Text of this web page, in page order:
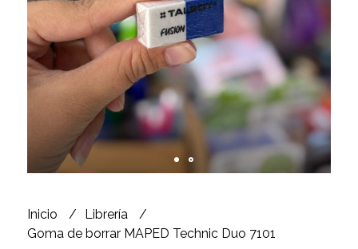
Inicio
Librería
Goma de borrar MAPED Technic Duo 7101